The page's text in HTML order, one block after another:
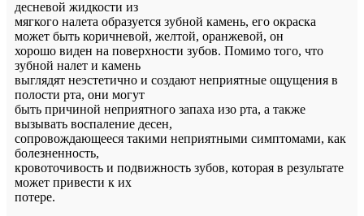
десневой жидкости из
мягкого налета образуется зубной камень, его окраска
может быть коричневой, желтой, оранжевой, он
хорошо виден на поверхности зубов. Помимо того, что
зубной налет и камень
выглядят неэстетично и создают неприятные ощущения в
полости рта, они могут
быть причиной неприятного запаха изо рта, а также
вызывать воспаление десен,
сопровождающееся такими неприятными симптомами, как
болезненность,
кровоточивость и подвижность зубов, которая в результате
может привести к их
потере.